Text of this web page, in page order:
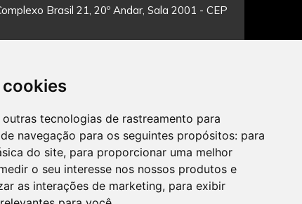
cookies
tecnologias de rastreamento para
navegação para os seguintes propósitos: para
do site, para proporcionar uma melhor
o seu interesse nos nossos produtos e
as interações de marketing, para exibir
Brasil 21, 20º Andar, Sala 2001 - CEP
CADASTRAR